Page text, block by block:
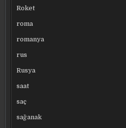
Roket
roma
romanya
rus
Rusya
saat
saç
sağanak